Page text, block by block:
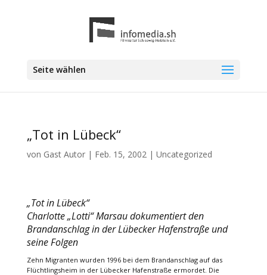
Seite wählen
„Tot in Lübeck“
von Gast Autor| Feb. 15, 2002| Uncategorized
„Tot in Lübeck“
Charlotte „Lotti“ Marsau dokumentiert den
Brandanschlag in der Lübecker Hafenstraße und
seine Folgen
Zehn Migranten wurden 1996 bei dem Brandanschlag auf das
Flüchtlingsheim in der Lübecker Hafenstraße ermordet. Die